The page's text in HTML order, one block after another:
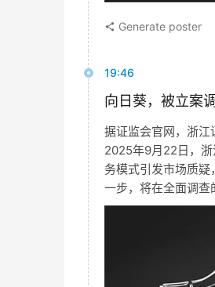
Generate poster
19:46
向日葵，被立案
据证监会官网，浙江
2025年9月22日，浙
务模式引发市场质
一步，将在全面调查